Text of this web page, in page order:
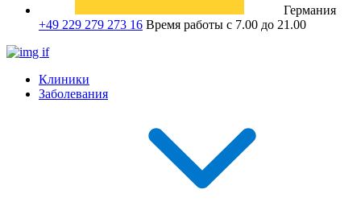
Германия
+49 229 279 273 16 Время работы с 7.00 до 21.00
Клиники
Заболевания